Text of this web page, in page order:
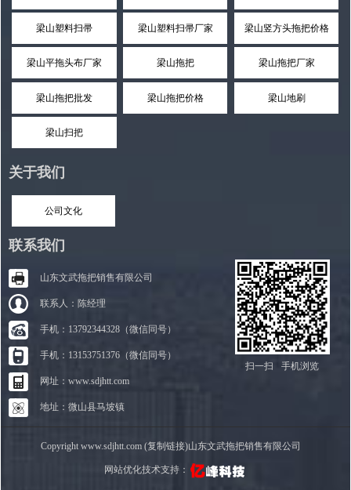
梁山塑料扫帚 梁山塑料扫帚厂家 梁山竖方头拖把价格
梁山平拖头布厂家 梁山拖把 梁山拖把厂家
梁山拖把批发 梁山拖把价格 梁山地刷
梁山扫把
关于我们
公司文化
联系我们
山东文武拖把销售有限公司
联系人：陈经理
手机：13792344328（微信同号）
手机：13153751376（微信同号）
网址：www.sdjhtt.com
地址：微山县马坡镇
扫一扫 手机浏览
Copyright www.sdjhtt.com (复制链接)山东文武拖把销售有限公司
网站优化技术支持：